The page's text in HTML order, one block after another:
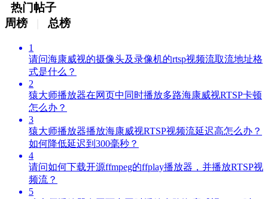
热门帖子
周榜
总榜
1
请问海康威视的摄像头及录像机的rtsp视频流取流地址格
式是什么？
2
猿大师播放器在网页中同时播放多路海康威视RTSP卡顿
怎么办？
3
猿大师播放器播放海康威视RTSP视频流延迟高怎么办？
如何降低延迟到300毫秒？
4
请问如何下载开源ffmpeg的ffplay播放器，并播放RTSP视
频流？
5